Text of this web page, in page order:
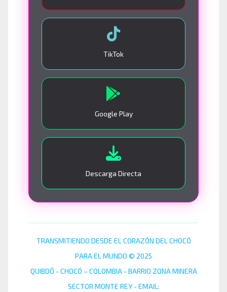
TikTok
Google Play
Descarga Directa
TRANSMITIENDO DESDE EL CORAZÓN DEL CHOCÓ
PARA EL MUNDO © 2025
QUIBDÓ - CHOCÓ – COLOMBIA - BARRIO ZONA MINERA
SECTOR MONTE REY - EMAIL: